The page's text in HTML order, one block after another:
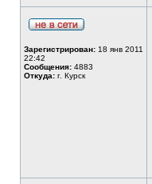
Зарегистрирован: 18 янв 2011
22:42
Сообщения: 4883
Откуда: г. Курск